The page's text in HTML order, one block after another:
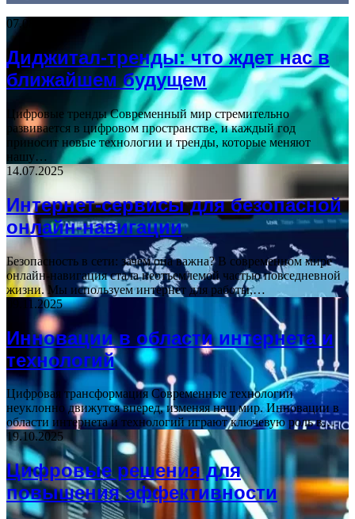
07.08.2025
Диджитал-тренды: что ждет нас в
ближайшем будущем
Цифровые тренды Современный мир стремительно
развивается в цифровом пространстве, и каждый год
приносит новые технологии и тренды, которые меняют
нашу…
14.07.2025
Интернет-сервисы для безопасной
онлайн-навигации
Безопасность в сети: зачем она важна? В современном мире
онлайн-навигация стала неотъемлемой частью повседневной
жизни. Мы используем интернет для работы,…
09.11.2025
Инновации в области интернета и
технологий
Цифровая трансформация Современные технологии
неуклонно движутся вперед, изменяя наш мир. Инновации в
области интернета и технологий играют ключевую роль в…
19.10.2025
Цифровые решения для
повышения эффективности